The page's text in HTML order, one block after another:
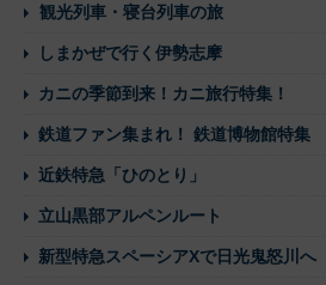
観光列車・寝台列車の旅
しまかぜで行く伊勢志摩
カニの季節到来！カニ旅行特集！
鉄道ファン集まれ！ 鉄道博物館特集
近鉄特急「ひのとり」
立山黒部アルペンルート
新型特急スペーシアXで日光鬼怒川へ